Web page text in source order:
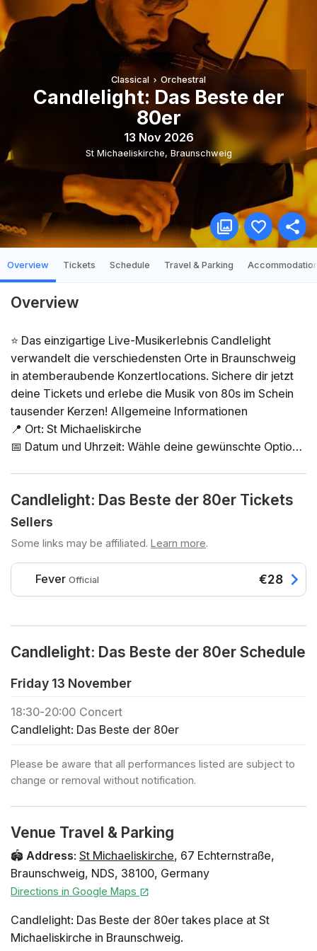
Classical Orchestral
Candlelight: Das Beste der
80er
13 Nov 2026
St Michaeliskirche, Braunschweig
Overview Tickets Schedule Travel & Parking
Overview
⭐ Das einzigartige Live-Musikerlebnis Candlelight
verwandelt die verschiedensten Orte in Braunschweig
in atemberaubende Konzertlocations. Sichere dir jetzt
deine Tickets und erlebe die Musik von 80s im Schein
tausender Kerzen! Allgemeine Informationen
📍 Ort: St Michaeliskirche
📅 Datum und Uhrzeit: Wähle deine gewünschte Option
Einlass ist 30 Minuten vor Beginn des Konzerts. Ein
verspäteter Einlass nach Konzertbeginn ist nicht
👤 Altersbeschränkung: Kein Zutritt unter 8 Jahren.
Zutritt unter 16 Jahren nur in Begleitung einer
erwachsenen Person
❓ Du kannst die FAQ zu diesem Event hier nachlesen
gebuchten Zone
🕯️ Wenn du ein privates Konzert buchen oder reguläre
Tickets für eine Großgruppe (+30 Personen) kaufen
möchtest, klicke hier
🎻 Entdecke alle Candlelight-Konzerte in Braunschweig
Geschenkgutschein zu kaufen, klicke hier Vorläufiges
Programm Don't Stop Believin' - Journey Eye of the
This) - Eurythmics Girls Just Want to Have Fun - Cyndi
Lauper Wake Me Up Before You Go-Go - Wham! Sweet
Child O' Mine - Guns N' Roses Africa - Toto Total
Eclipse of the Heart - Bonnie Tyler Livin' on a Prayer -
Streichquartett. 04.12.: Es spielt das Fiora
Streichquartett. 17.12.: Es spielt das InCello Veritas
Candlelight: Das Beste der 80er Tickets
Sellers
Some links may be affiliated. Learn more.
Fever Official €28
Candlelight: Das Beste der 80er Schedule
Friday 13 November
18:30-20:00 Concert
Candlelight: Das Beste der 80er
Please be aware that all performances listed are subject to
change or removal without notification.
Venue Travel & Parking
🏟️ Address: St Michaeliskirche, 67 Echternstraße,
Braunschweig, NDS, 38100, Germany
Directions in Google Maps
Candlelight: Das Beste der 80er takes place at St
Michaeliskirche in Braunschweig.